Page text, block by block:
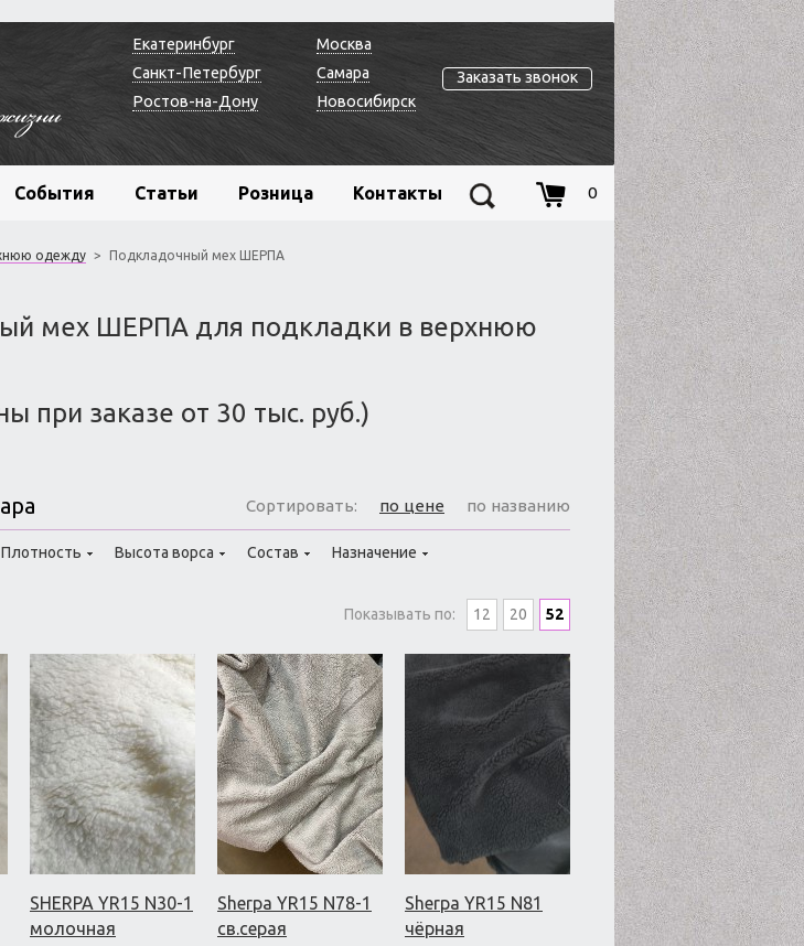
Екатеринбург
Санкт-Петербург
Ростов-на-Дону
Москва
Самара
Новосибирск
Заказать звонок
События Статьи Розница Контакты 0
одежду > Подкладочный мех ШЕРПА
мех ШЕРПА для подкладки в верхнюю
при заказе от 30 тыс. руб.)
Сортировать: по цене по названию
Плотность Высота ворса Состав Назначение
Показывать по: 12 20 52
SHERPA YR15 N30-1
молочная
Sherpa YR15 N78-1
св.серая
Sherpa YR15 N81
чёрная